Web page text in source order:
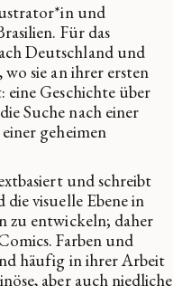
und
Für das
Deutschland und
sie an ihrer ersten
Geschichte über
Suche nach einer
geheimen
und schreibt
die visuelle Ebene in
zu entwickeln; daher
Farben und
häufig in ihrer Arbeit
aber auch niedliche